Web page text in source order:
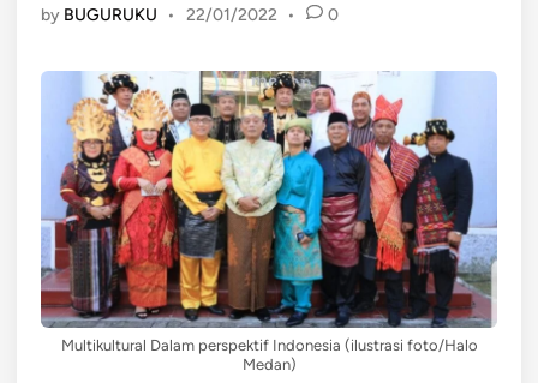
by BUGURUKU • 22/01/2022 • 0
Multikultural Dalam perspektif Indonesia (ilustrasi foto/Halo
Medan)